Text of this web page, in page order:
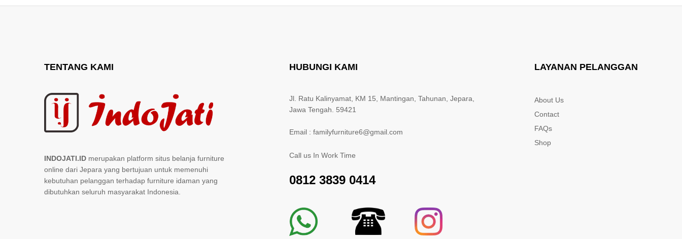
TENTANG KAMI
INDOJATI.ID merupakan platform situs belanja furniture
online dari Jepara yang bertujuan untuk memenuhi
kebutuhan pelanggan terhadap furniture idaman yang
dibutuhkan seluruh masyarakat Indonesia.
HUBUNGI KAMI
Jl. Ratu Kalinyamat, KM 15, Mantingan, Tahunan, Jepara,
Jawa Tengah. 59421
Email : familyfurniture6@gmail.com
Call us In Work Time
0812 3839 0414
LAYANAN PELANGGAN
About Us
Contact
FAQs
Shop